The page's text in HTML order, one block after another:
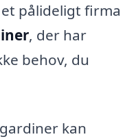
pålideligt firma
, der har
behov, du
kan